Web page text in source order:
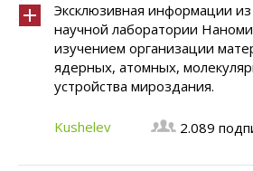
Эксклюзивная информации
научной лаборатории
изучением организации
ядерных, атомных,
устройства мироздания.
Kushelev 2.089